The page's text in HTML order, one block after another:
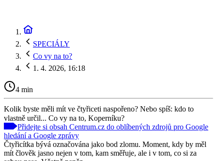
SPECIÁLY
Co vy na to?
1. 4. 2026, 16:18
4 min
Kolik byste měli mít ve čtyřiceti naspořeno? Nebo spíš: kdo to
vlastně určil... Co vy na to, Koperníku?
Přidejte si obsah Centrum.cz do oblíbených zdrojů pro Google
hledání a Google zprávy
Čtyřicítka bývá označována jako bod zlomu. Moment, kdy by měl
mít člověk jasno nejen v tom, kam směřuje, ale i v tom, co si za